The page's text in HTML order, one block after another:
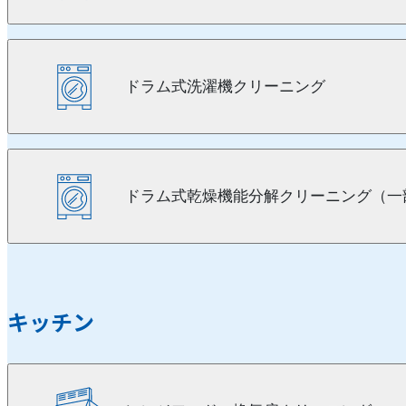
ドラム式洗濯機クリーニング
ドラム式乾燥機能分解クリーニング（一
キッチン